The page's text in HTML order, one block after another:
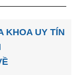
KHOA UY TÍN